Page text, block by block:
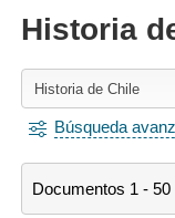
Iniciar sesión
Historia
Búsqueda
Documentos 1 - 50